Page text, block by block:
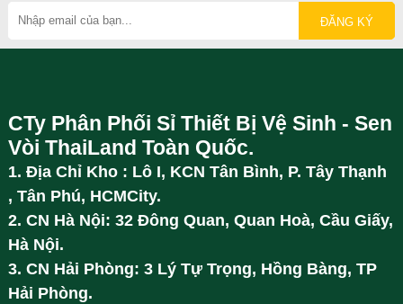
CTy Phân Phối Sỉ Thiết Bị Vệ Sinh - Sen
Vòi ThaiLand Toàn Quốc.
1. Địa Chỉ Kho : Lô I, KCN Tân Bình, P. Tây Thạnh
, Tân Phú, HCMCity.
2. CN Hà Nội: 32 Đông Quan, Quan Hoà, Cầu Giấy,
Hà Nội.
3. CN Hải Phòng: 3 Lý Tự Trọng, Hồng Bàng, TP
Hải Phòng.